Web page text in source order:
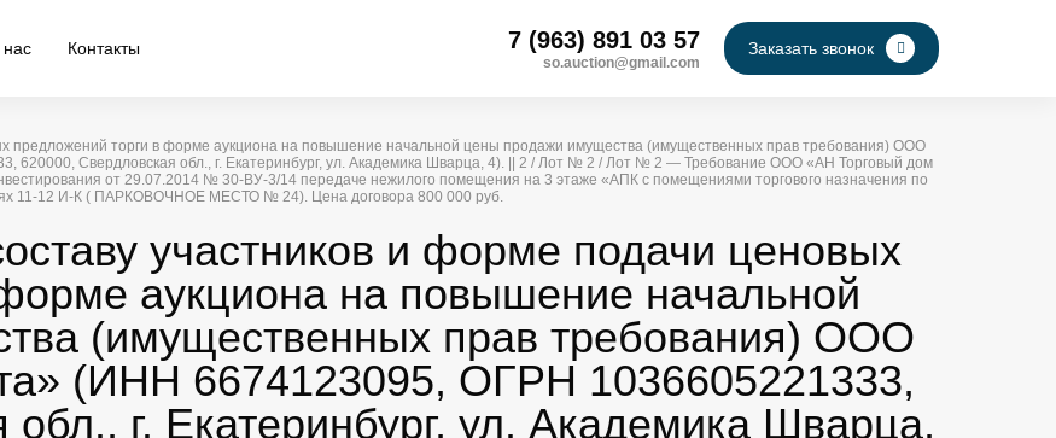
Контакты 7 (963) 891 03 57
so.auction@gmail.com
Заказать звонок
предложений торги в форме аукциона на повышение начальной цены продажи имущества (имущественных прав требования) ООО
Свердловская обл., г. Екатеринбург, ул. Академика Шварца, 4). || 2 / Лот № 2 / Лот № 2 — Требование ООО «АН Торговый дом
от 29.07.2014 № 30-ВУ-3/14 передаче нежилого помещения на 3 этаже «АПК с помещениями торгового назначения по
11-12 И-К ( ПАРКОВОЧНОЕ МЕСТО № 24). Цена договора 800 000 руб.
участников и форме подачи ценовых
аукциона на повышение начальной
(имущественных прав требования) ООО
(ИНН 6674123095, ОГРН 1036605221333,
г. Екатеринбург, ул. Академика Шварца,